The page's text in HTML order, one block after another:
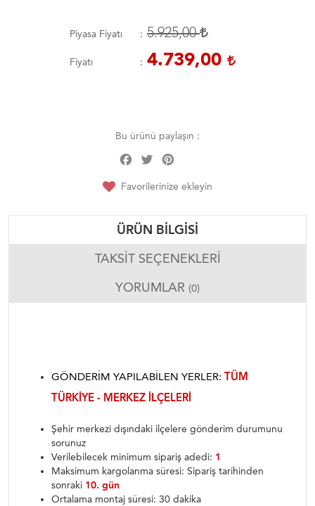
Piyasa Fiyatı 5.925,00
Fiyatı 4.739,00
Bu ürünü paylaşın :
Facebook
Twitter
Favorilerinize ekleyin
ÜRÜN BILGISI
TAKSIT SEÇENEKLERI
YORUMLAR (0)
GÖNDERIM YAPILABILEN YERLER: TÜM
TÜRKIYE - MERKEZ ILÇELERI
Şehir merkezi dışındaki ilçelere gönderim durumunu
sorunuz
Verilebilecek minimum sipariş adedi: 1
Maksimum kargolanma süresi: Sipariş tarihinden
sonraki 10. gün
Ortalama montaj süresi: 30 dakika